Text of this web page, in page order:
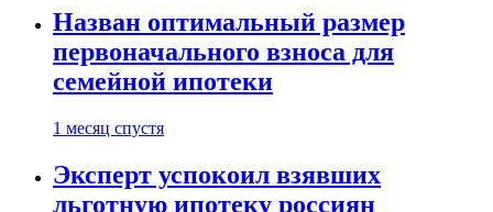
Назван оптимальный размер
первоначального взноса для
семейной ипотеки
1 месяц спустя
Эксперт успокоил взявших
льготную ипотеку россиян